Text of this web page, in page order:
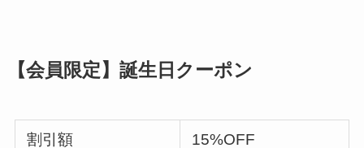
【会員限定】誕生日クーポン
割引額 15%OFF